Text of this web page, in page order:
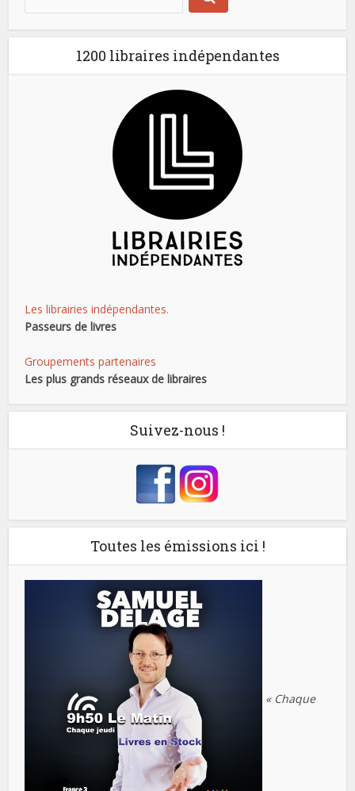
1200 libraires indépendantes
Les librairies indépendantes.
Passeurs de livres
Groupements partenaires
Les plus grands réseaux de libraires
Suivez-nous !
Toutes les émissions ici !
« Chaque